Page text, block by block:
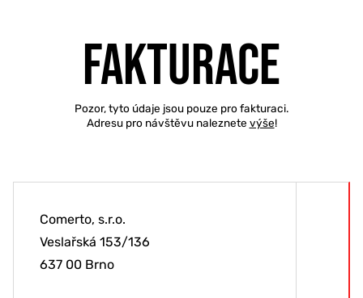
Fakturace
Pozor, tyto údaje jsou pouze pro fakturaci.
Adresu pro návštěvu naleznete výše!
Comerto, s.r.o.
Veslařská 153/136
637 00 Brno